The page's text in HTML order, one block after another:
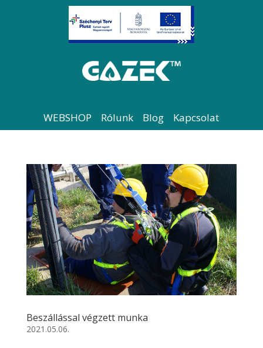
WEBSHOP Rólunk Blog Kapcsolat
Beszállással végzett munka
2021.05.06.